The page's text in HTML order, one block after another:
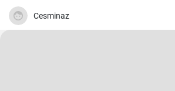
Cesminaz